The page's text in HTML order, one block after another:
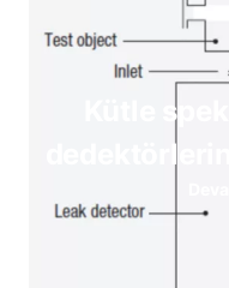
Kütle